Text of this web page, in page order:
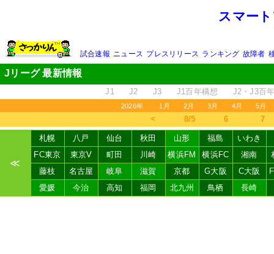
スマー
試合速報 ニュース プレスリリース ランキング 故障者
Jリーグ 最新情報
J1 J2 J3 J1百年構想 J2・J3百
2026年 1月 2月 3月 4月 5月
＜ 8/5 6 7
≪
札幌 八戸 仙台 秋田 山形 福島
いわき
FC東京
東京V 町田 川崎 横浜FM 横浜FC 湘南
藤枝
名古屋 岐阜 滋賀 京都 G大阪 C大阪
愛媛
今治 高知 福岡 北九州 鳥栖 長崎